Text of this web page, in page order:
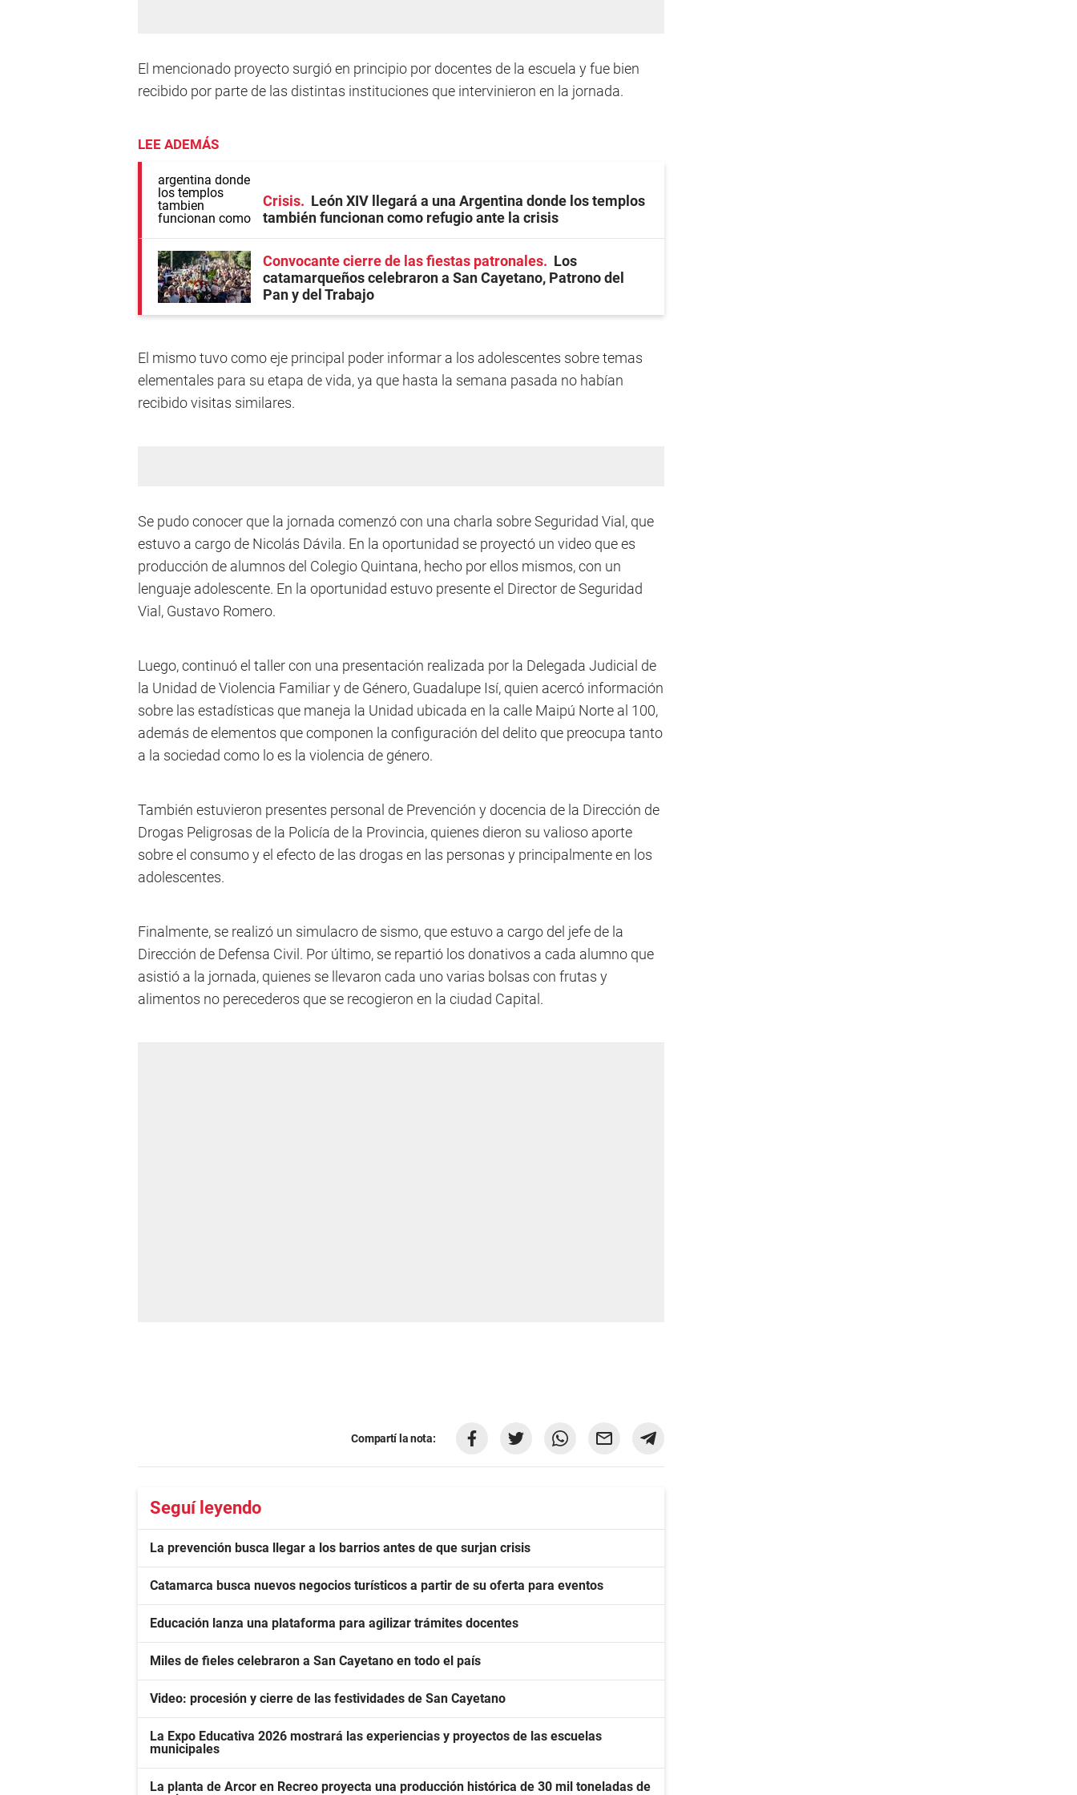
El mencionado proyecto surgió en principio por docentes de la escuela y fue bien
recibido por parte de las distintas instituciones que intervinieron en la jornada.
LEE ADEMÁS
Crisis
León XIV llegará a una Argentina donde los templos
también funcionan como refugio ante la crisis
Convocante cierre de las fiestas patronales
Los
catamarqueños celebraron a San Cayetano, Patrono del
Pan y del Trabajo
El mismo tuvo como eje principal poder informar a los adolescentes sobre temas
elementales para su etapa de vida, ya que hasta la semana pasada no habían
recibido visitas similares.
Se pudo conocer que la jornada comenzó con una charla sobre Seguridad Vial, que
estuvo a cargo de Nicolás Dávila. En la oportunidad se proyectó un video que es
producción de alumnos del Colegio Quintana, hecho por ellos mismos, con un
lenguaje adolescente. En la oportunidad estuvo presente el Director de Seguridad
Vial, Gustavo Romero.
Luego, continuó el taller con una presentación realizada por la Delegada Judicial de
la Unidad de Violencia Familiar y de Género, Guadalupe Isí, quien acercó información
sobre las estadísticas que maneja la Unidad ubicada en la calle Maipú Norte al 100,
además de elementos que componen la configuración del delito que preocupa tanto
a la sociedad como lo es la violencia de género.
También estuvieron presentes personal de Prevención y docencia de la Dirección de
Drogas Peligrosas de la Policía de la Provincia, quienes dieron su valioso aporte
sobre el consumo y el efecto de las drogas en las personas y principalmente en los
adolescentes.
Finalmente, se realizó un simulacro de sismo, que estuvo a cargo del jefe de la
Dirección de Defensa Civil. Por último, se repartió los donativos a cada alumno que
asistió a la jornada, quienes se llevaron cada uno varias bolsas con frutas y
alimentos no perecederos que se recogieron en la ciudad Capital.
Compartí la nota:
Seguí leyendo
La prevención busca llegar a los barrios antes de que surjan crisis
Catamarca busca nuevos negocios turísticos a partir de su oferta para eventos
Educación lanza una plataforma para agilizar trámites docentes
Miles de fieles celebraron a San Cayetano en todo el país
Video: procesión y cierre de las festividades de San Cayetano
La Expo Educativa 2026 mostrará las experiencias y proyectos de las escuelas
municipales
La planta de Arcor en Recreo proyecta una producción histórica de 30 mil toneladas de